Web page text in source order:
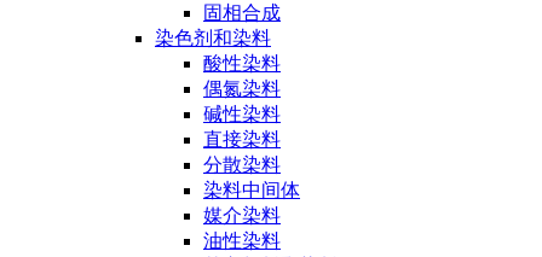
固相合成
染色剂和染料
酸性染料
偶氮染料
碱性染料
直接染料
分散染料
染料中间体
媒介染料
油性染料